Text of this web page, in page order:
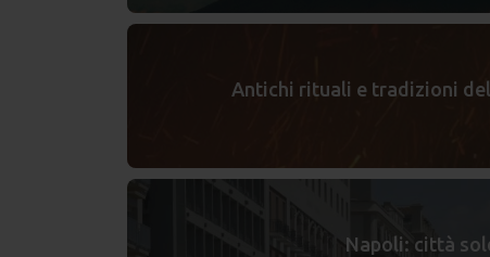
Antichi rituali e tradizioni
Napoli: città